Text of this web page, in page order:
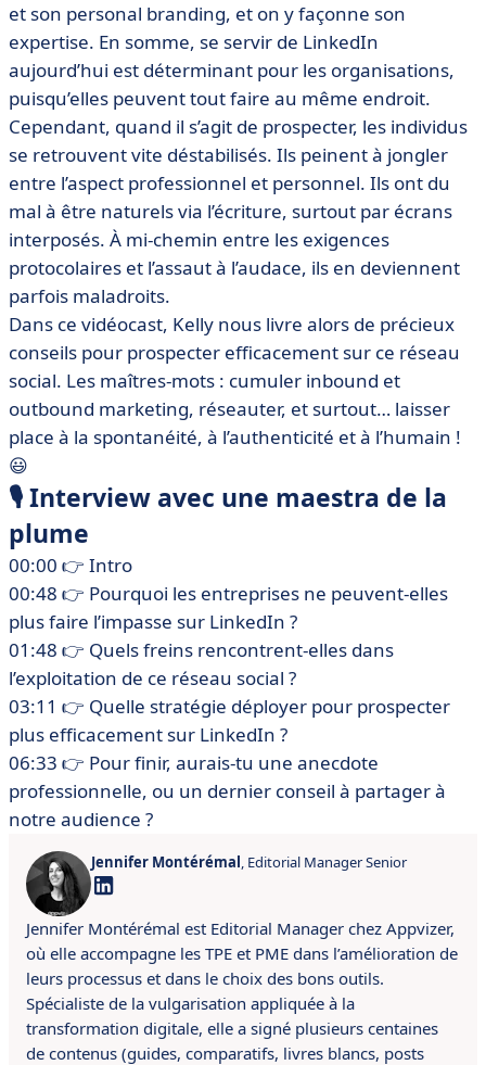
et son personal branding, et on y façonne son
expertise. En somme, se servir de LinkedIn
aujourd’hui est déterminant pour les organisations,
puisqu’elles peuvent tout faire au même endroit.
Cependant, quand il s’agit de prospecter, les individus
se retrouvent vite déstabilisés. Ils peinent à jongler
entre l’aspect professionnel et personnel. Ils ont du
mal à être naturels via l’écriture, surtout par écrans
interposés. À mi-chemin entre les exigences
protocolaires et l’assaut à l’audace, ils en deviennent
parfois maladroits.
Dans ce vidéocast, Kelly nous livre alors de précieux
conseils pour prospecter efficacement sur ce réseau
social. Les maîtres-mots : cumuler inbound et
outbound marketing, réseauter, et surtout… laisser
place à la spontanéité, à l’authenticité et à l’humain !
😃
🎙 Interview avec une maestra de la
plume
00:00 👉 Intro
00:48 👉 Pourquoi les entreprises ne peuvent-elles
plus faire l’impasse sur LinkedIn ?
01:48 👉 Quels freins rencontrent-elles dans
l’exploitation de ce réseau social ?
03:11 👉 Quelle stratégie déployer pour prospecter
plus efficacement sur LinkedIn ?
06:33 👉 Pour finir, aurais-tu une anecdote
professionnelle, ou un dernier conseil à partager à
notre audience ?
Jennifer Montérémal, Editorial Manager Senior
Jennifer Montérémal est Editorial Manager chez Appvizer,
où elle accompagne les TPE et PME dans l’amélioration de
leurs processus et dans le choix des bons outils.
Spécialiste de la vulgarisation appliquée à la
transformation digitale, elle a signé plusieurs centaines
de contenus (guides, comparatifs, livres blancs, posts